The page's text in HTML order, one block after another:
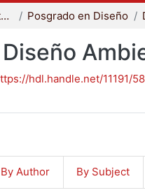
División de Ciencias y Artes para el Diseño Posgrado en Diseño
hdl.handle.net/11191/
By Author By Subject